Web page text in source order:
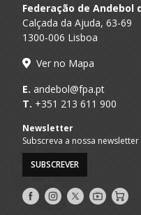
F.A.P.
Selecções
Nacionais -
Andebol Praia -
Femininas
A.A. Porto
Associacao
Cultural
Alpendorada
2021/22
A.A. Porto
Cultural
Alpendorada
Federação de Andebol
Calçada da Ajuda, 63-69
1300-006 Lisboa
Ver no Mapa
E. andebol@fpa.pt
T. +351 213 611 900
Newsletter
Subscreva a nossa
SUBSCREVER
Siga-
nos
Siga-
nos
Siga-
nos
AndebolTV
Loja